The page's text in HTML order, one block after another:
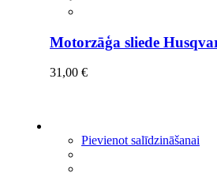
Motorzāģa sliede
31,00 €
Pievienot salīdzināšanai